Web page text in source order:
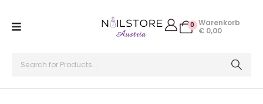
0 Warenkorb
€ 0,00